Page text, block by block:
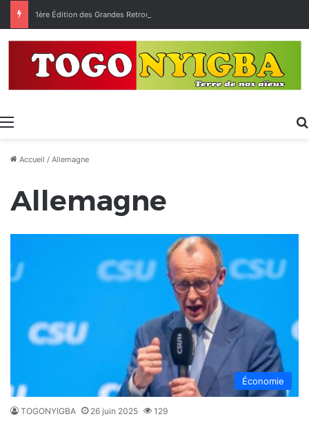
Menu
Accueil / Allemagne
Allemagne
Économie
TOGONYIGBA 26 juin 2025 129